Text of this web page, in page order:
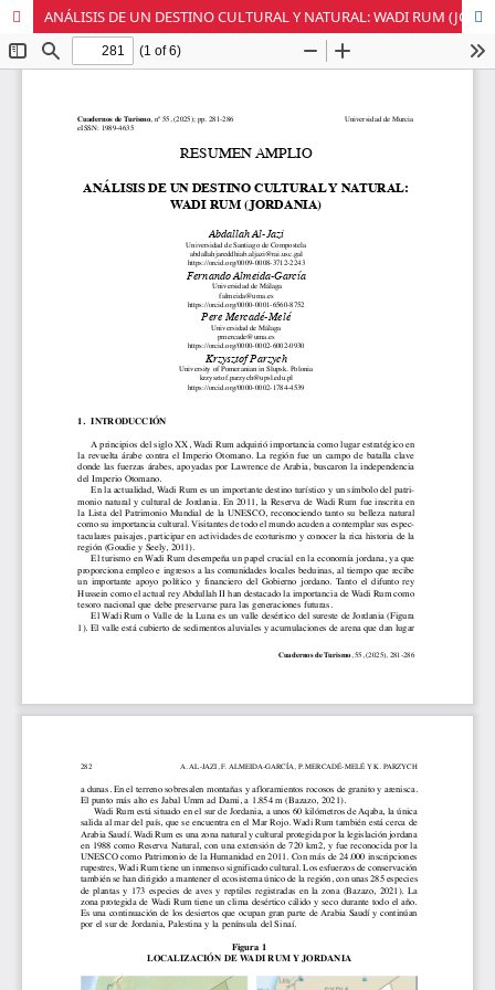
ANÁLISIS DE UN DESTINO CULTURAL Y NATURAL: WADI RUM (JORDANIA)